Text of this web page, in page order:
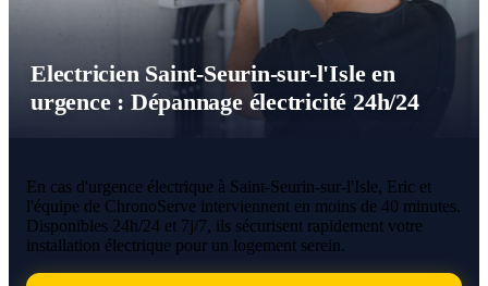
Electricien Saint-Seurin-sur-l'Isle en
urgence : Dépannage électricité 24h/24
En cas d'urgence électrique à Saint-Seurin-sur-l'Isle, Eric et
l'équipe de ChronoServe interviennent en moins de 40 minutes.
Disponibles 24h/24 et 7j/7, ils sécurisent rapidement votre
installation électrique pour un logement serein.